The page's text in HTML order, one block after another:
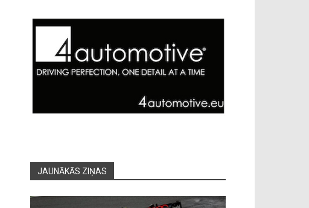
JAUNĀKĀS ZIŅAS